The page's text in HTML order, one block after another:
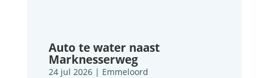
Auto te water naast
Marknesserweg
24 jul 2026| Emmeloord